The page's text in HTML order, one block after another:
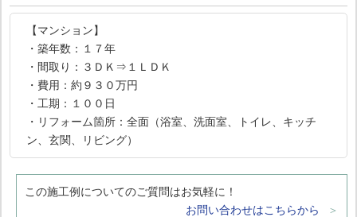
【マンション】
・築年数：１７年
・間取り：３ＤＫ⇒１ＬＤＫ
・費用：約９３０万円
・工期：１００日
・リフォーム箇所：全面（浴室、洗面室、トイレ、キッチ
ン、玄関、リビング）
この施工例についてのご質問はお気軽に！
お問い合わせはこちらから